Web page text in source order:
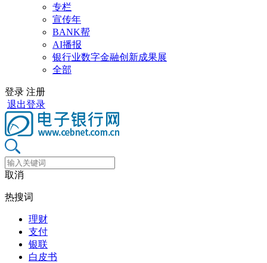
专栏
宣传年
BANK帮
AI播报
银行业数字金融创新成果展
全部
登录 注册
退出登录
取消
热搜词
理财
支付
银联
白皮书